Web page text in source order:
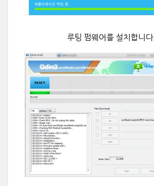
루팅 펌웨어를 설치합니다.